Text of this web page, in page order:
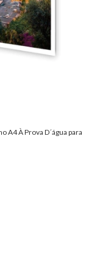
A4 À Prova D´água para